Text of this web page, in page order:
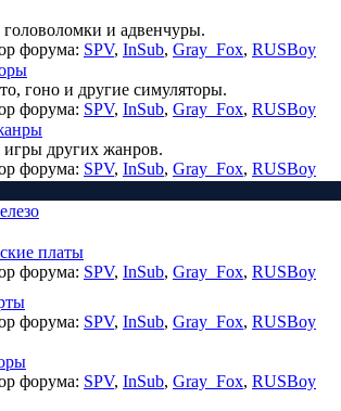
и адвенчуры.
форума: SPV, InSub, Gray_Fox, RUSBoy
гоно и другие симуляторы.
форума: SPV, InSub, Gray_Fox, RUSBoy
других жанров.
форума: SPV, InSub, Gray_Fox, RUSBoy
платы
форума: SPV, InSub, Gray_Fox, RUSBoy
форума: SPV, InSub, Gray_Fox, RUSBoy
форума: SPV, InSub, Gray_Fox, RUSBoy